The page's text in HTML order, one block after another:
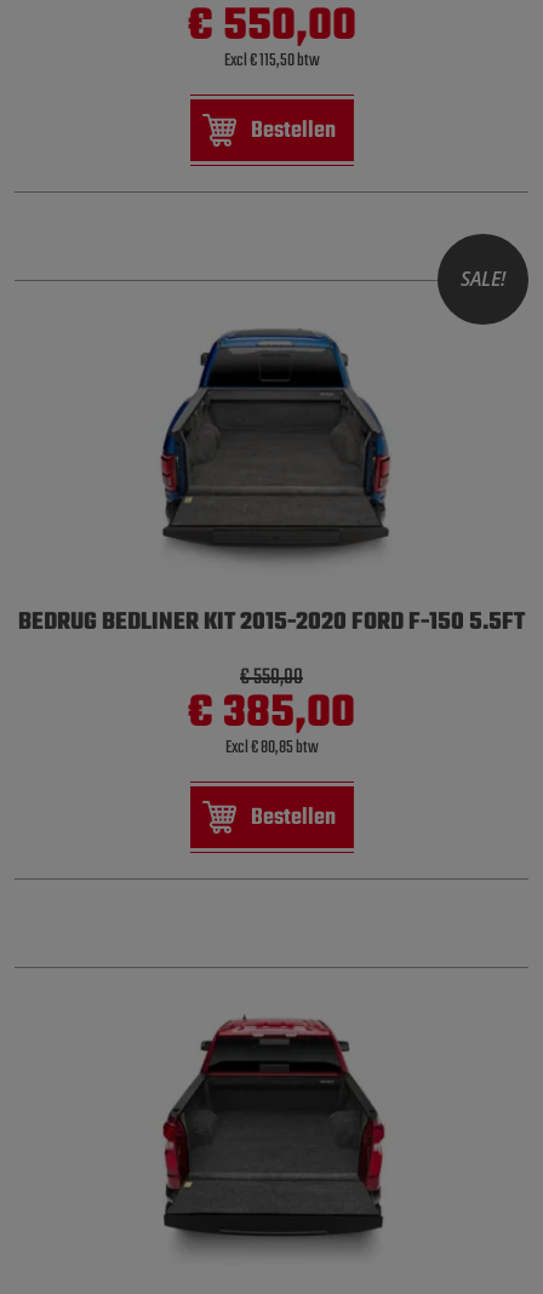
€ 550,00
Excl € 115,50 btw
Bestellen
SALE!
BEDRUG BEDLINER KIT 2015-2020 FORD F-150 5.5FT
€ 550,00
€ 385,00
Excl € 80,85 btw
Bestellen